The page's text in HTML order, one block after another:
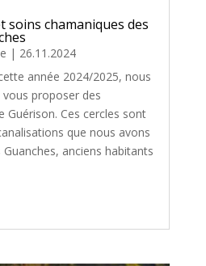
soins chamaniques des
| 26.11.2024
année 2024/2025, nous
proposer des
Guérison. Ces cercles sont
que nous avons
anciens habitants